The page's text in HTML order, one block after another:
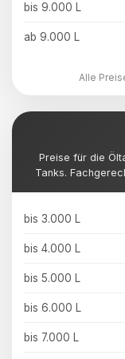
bis 9.000 L
ab 9.000 L
Alle
Preise für die
Tanks.
bis 3.000 L
bis 4.000 L
bis 5.000 L
bis 6.000 L
bis 7.000 L